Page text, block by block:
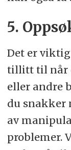
5.
Det er
tillitt til når
eller andre
du snakker
av
problemer.